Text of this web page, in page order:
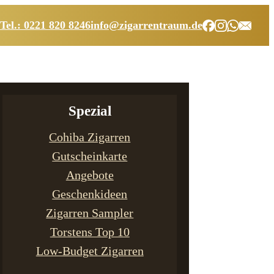
Tel.: 0221 820 8246info@zigarrentraum.de
Spezial
Cohiba Zigarren
Gutscheinkarte
Angebote
Geschenkideen
Zigarren Sampler
Torstens Top 10
Low-Budget Zigarren